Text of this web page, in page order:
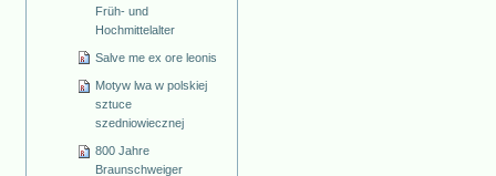
Früh- und
Hochmittelalter
Salve me ex ore leonis
Motyw lwa w polskiej
sztuce
szedniowiecznej
800 Jahre
Braunschweiger